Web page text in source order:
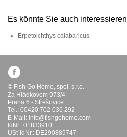
Es könnte Sie auch interessieren
Erpetoichthys calabaricus
© Fish Go Home, spol. s.r.o.
Za Hládkovem 973/4
Praha 6 - Střešovice
Tel.: 00420 702 036 292
E-Mail: info@fishgohome.com
IdNr.: 01833910
USt-IdNr.: DE290889747